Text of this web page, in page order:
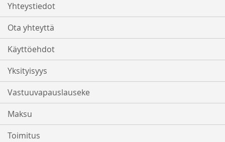
Yhteystiedot
Ota yhteyttä
Käyttöehdot
Yksityisyys
Vastuuvapauslauseke
Maksu
Toimitus